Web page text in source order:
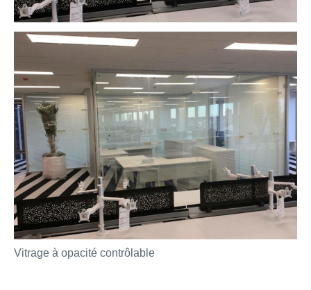
Vitrage à opacité contrôlable